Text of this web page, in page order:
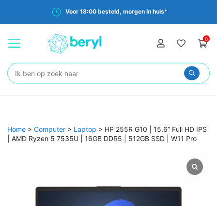
Voor 18:00 besteld, morgen in huis*
0
Zoeken:
Home > Computer > Laptop > HP 255R G10 | 15.6” Full HD IPS
| AMD Ryzen 5 7535U | 16GB DDR5 | 512GB SSD | W11 Pro